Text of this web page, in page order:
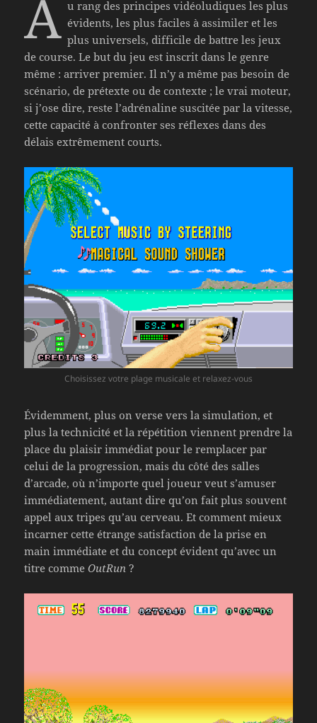
A u rang des principes vidéoludiques les plus
évidents, les plus faciles à assimiler et les
plus universels, difficile de battre les jeux
de course. Le but du jeu est inscrit dans le genre
même : arriver premier. Il n’y a même pas besoin de
scénario, de prétexte ou de contexte ; le vrai moteur,
si j’ose dire, reste l’adrénaline suscitée par la vitesse,
cette capacité à confronter ses réflexes dans des
délais extrêmement courts.
Choisissez votre plage musicale et relaxez-vous
Évidemment, plus on verse vers la simulation, et
plus la technicité et la répétition viennent prendre la
place du plaisir immédiat pour le remplacer par
celui de la progression, mais du côté des salles
d’arcade, où n’importe quel joueur veut s’amuser
immédiatement, autant dire qu’on fait plus souvent
appel aux tripes qu’au cerveau. Et comment mieux
incarner cette étrange satisfaction de la prise en
main immédiate et du concept évident qu’avec un
titre commeOutRun ?